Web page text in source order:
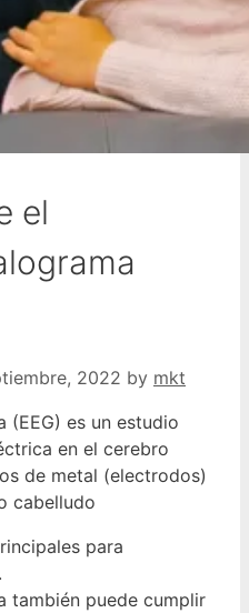
el
2022 by mkt
(EEG) es un estudio
en el cerebro
de metal (electrodos)
cabelludo
para
también puede cumplir